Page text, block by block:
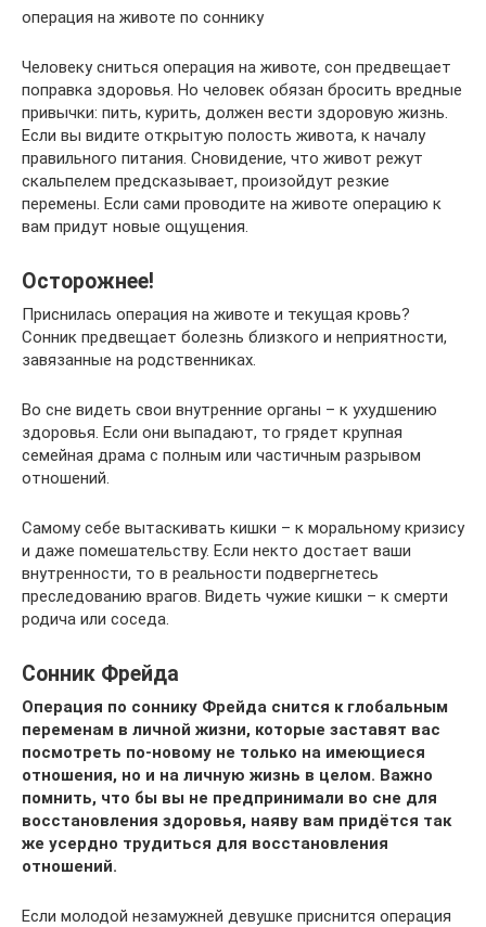
операция на животе по соннику
Человеку сниться операция на животе, сон предвещает
поправка здоровья. Но человек обязан бросить вредные
привычки: пить, курить, должен вести здоровую жизнь.
Если вы видите открытую полость живота, к началу
правильного питания. Сновидение, что живот режут
скальпелем предсказывает, произойдут резкие
перемены. Если сами проводите на животе операцию к
вам придут новые ощущения.
Осторожнее!
Приснилась операция на животе и текущая кровь?
Сонник предвещает болезнь близкого и неприятности,
завязанные на родственниках.
Во сне видеть свои внутренние органы – к ухудшению
здоровья. Если они выпадают, то грядет крупная
семейная драма с полным или частичным разрывом
отношений.
Самому себе вытаскивать кишки – к моральному кризису
и даже помешательству. Если некто достает ваши
внутренности, то в реальности подвергнетесь
преследованию врагов. Видеть чужие кишки – к смерти
родича или соседа.
Сонник Фрейда
Операция по соннику Фрейда снится к глобальным
переменам в личной жизни, которые заставят вас
посмотреть по-новому не только на имеющиеся
отношения, но и на личную жизнь в целом. Важно
помнить, что бы вы не предпринимали во сне для
восстановления здоровья, наяву вам придётся так
же усердно трудиться для восстановления
отношений.
Если молодой незамужней девушке приснится операция